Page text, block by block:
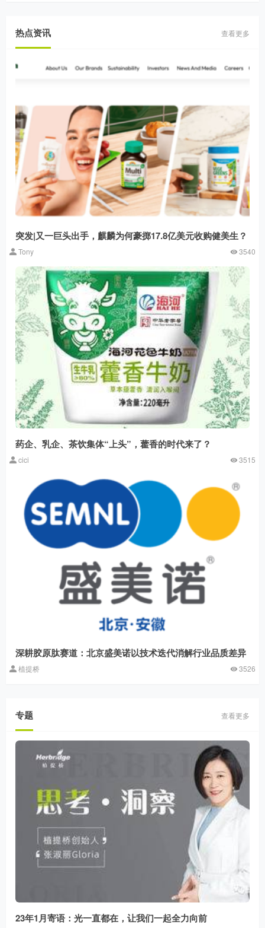
热点资讯 查看更多
突发|又一巨头出手，麒麟为何豪掷17.8亿美元收购健美生？
Tony 3540
药企、乳企、茶饮集体“上头”，藿香的时代来了？
cici 3515
深耕胶原肽赛道：北京盛美诺以技术迭代消解行业品质差异
植提桥 3526
专题 查看更多
23年1月寄语：光一直都在，让我们一起全力向前